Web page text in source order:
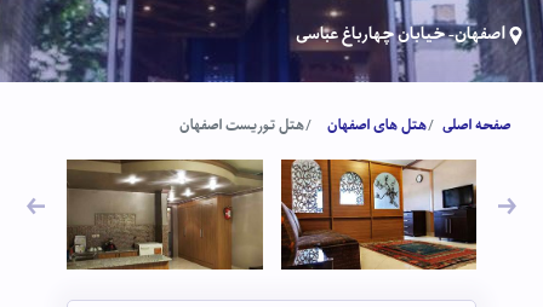
اصفهان- خیابان چهارباغ عباسی
صفحه اصلی هتل های اصفهان هتل توریست اصفهان